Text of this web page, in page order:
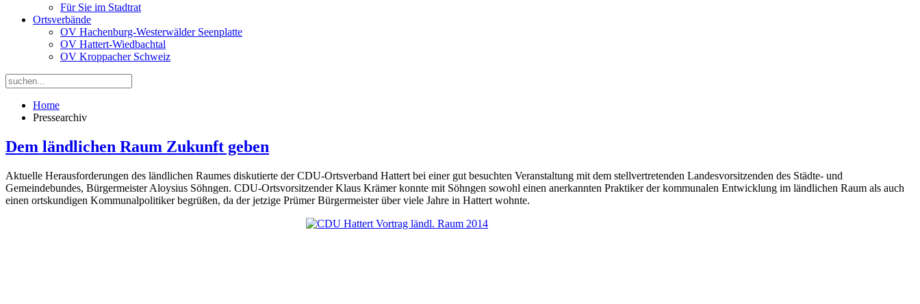
Für Sie im Stadtrat
Ortsverbände
OV Hachenburg-Westerwälder Seenplatte
OV Hattert-Wiedbachtal
OV Kroppacher Schweiz
Home
Pressearchiv
Dem ländlichen Raum Zukunft geben
Aktuelle Herausforderungen des ländlichen Raumes diskutierte der CDU-Ortsverband Hattert bei einer gut besuchten Veranstaltung mit dem stellvertretenden Landesvorsitzenden des Städte- und
Gemeindebundes, Bürgermeister Aloysius Söhngen. CDU-Ortsvorsitzender Klaus Krämer konnte mit Söhngen sowohl einen anerkannten Praktiker der kommunalen Entwicklung im ländlichen Raum als auch
einen ortskundigen Kommunalpolitiker begrüßen, da der jetzige Prümer Bürgermeister über viele Jahre in Hattert wohnte.